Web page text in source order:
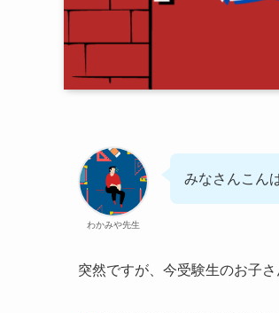
わかみや先生
みなさんこん
突然ですが、今受験生のお子